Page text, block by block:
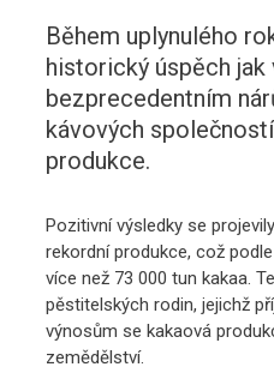
Během uplynulého
historický úspěch
bezprecedentním
kávových
produkce.
Pozitivní výsledky se
rekordní produkce, což
více než 73 000 tun kakaa.
pěstitelských rodin, jejichž
výnosům se kakaová
zemědělství.